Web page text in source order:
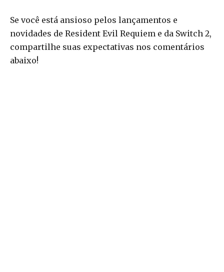
Se você está ansioso pelos lançamentos e
novidades de Resident Evil Requiem e da Switch 2,
compartilhe suas expectativas nos comentários
abaixo!